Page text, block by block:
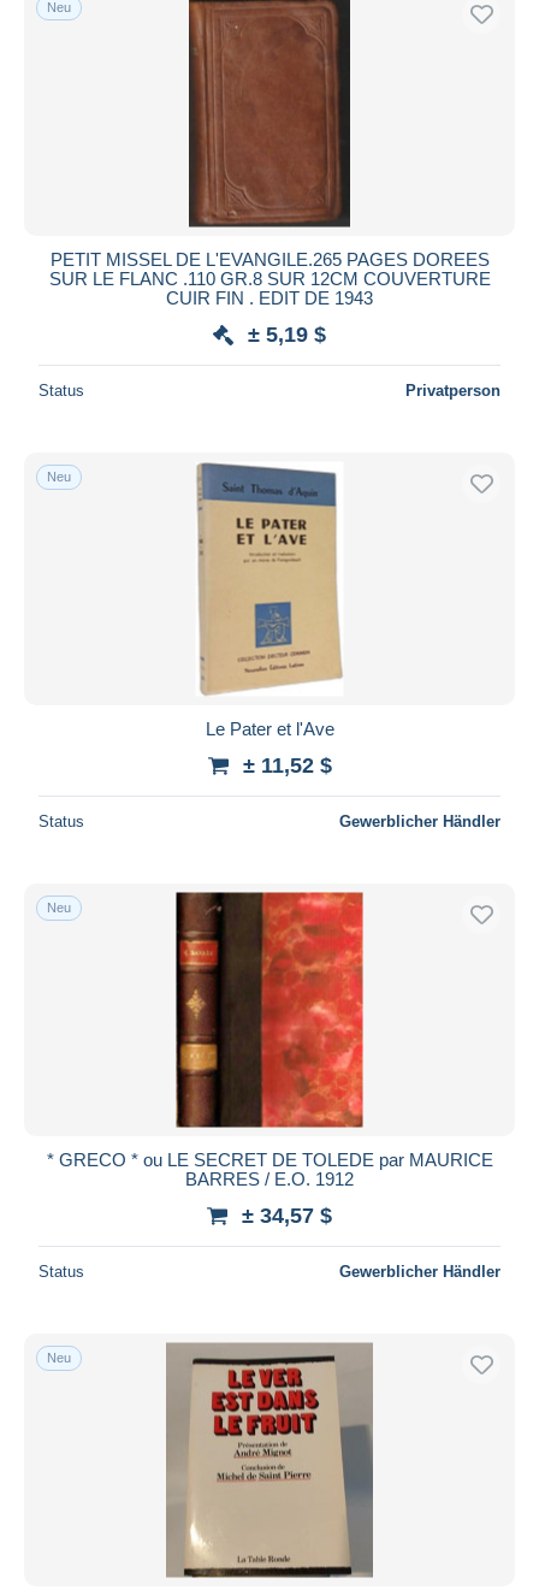
Kostenloser Versand
Banküberweisung
Bancontact
iDeal
Maestro
Gesamte Auswahl aufheben
Wohnsitz des Verkäufers
Neu
PETIT MISSEL DE L'EVANGILE.265 PAGES DOREES
SUR LE FLANC .110 GR.8 SUR 12CM COUVERTURE
CUIR FIN . EDIT DE 1943
± 5,19 $
Status Privatperson
Neu
Le Pater et l'Ave
± 11,52 $
Status Gewerblicher Händler
Neu
* GRECO * ou LE SECRET DE TOLEDE par MAURICE
BARRES / E.O. 1912
± 34,57 $
Status Gewerblicher Händler
Neu